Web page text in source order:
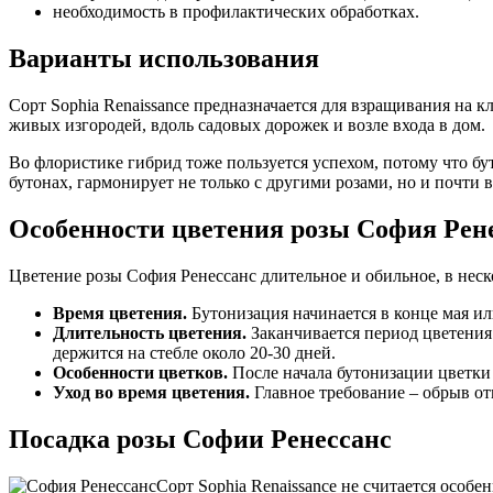
необходимость в профилактических обработках.
Варианты использования
Сорт Sophia Renaissance предназначается для взращивания
живых изгородей, вдоль садовых дорожек и возле входа в дом.
Во флористике гибрид тоже пользуется успехом, потому что
бутонах, гармонирует не только с другими розами, но и почти
Особенности цветения розы София
Цветение розы София Ренессанс длительное и обильное, в
Время цветения. Бутонизация начинается в конце мая
Длительность цветения. Заканчивается период
держится на стебле около 20-30 дней.
Особенности цветков. После начала бутонизации
Уход во время цветения. Главное требование – обрыв
Посадка розы Софии Ренессанс
Сорт Sophia Renaissance не считается